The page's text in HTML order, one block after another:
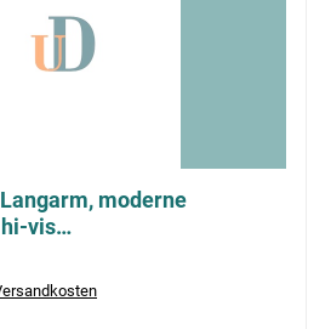
moderne
vis